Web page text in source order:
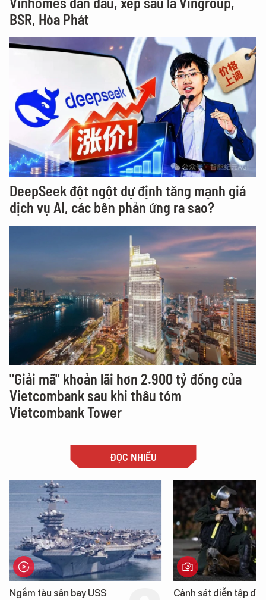
BSR, Hòa Phát
DeepSeek đột ngột dự định tăng mạnh giá
dịch vụ AI, các bên phản ứng ra sao?
"Giải mã" khoản lãi hơn 2.900 tỷ đồng của
Vietcombank sau khi thâu tóm
Vietcombank Tower
ĐỌC NHIỀU
Cảnh sát diễn tập đấu Cận cảnh chiến hạm